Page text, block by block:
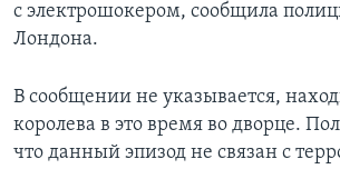
с электрошокером, сообщила
Лондона.
В сообщении не указывается,
королева в это время во дворце.
что данный эпизод не связан с